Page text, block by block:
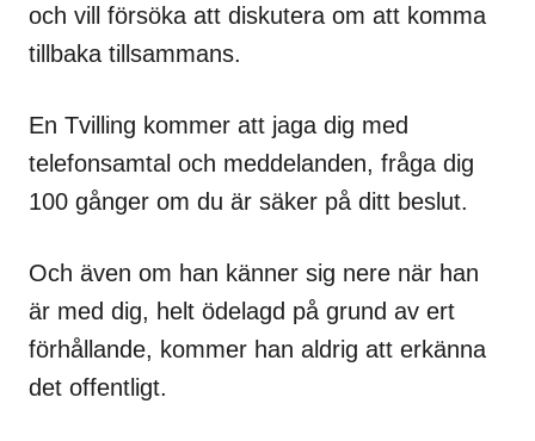
och vill försöka att diskutera om att komma
tillbaka tillsammans.
En Tvilling kommer att jaga dig med
telefonsamtal och meddelanden, fråga dig
100 gånger om du är säker på ditt beslut.
Och även om han känner sig nere när han
är med dig, helt ödelagd på grund av ert
förhållande, kommer han aldrig att erkänna
det offentligt.